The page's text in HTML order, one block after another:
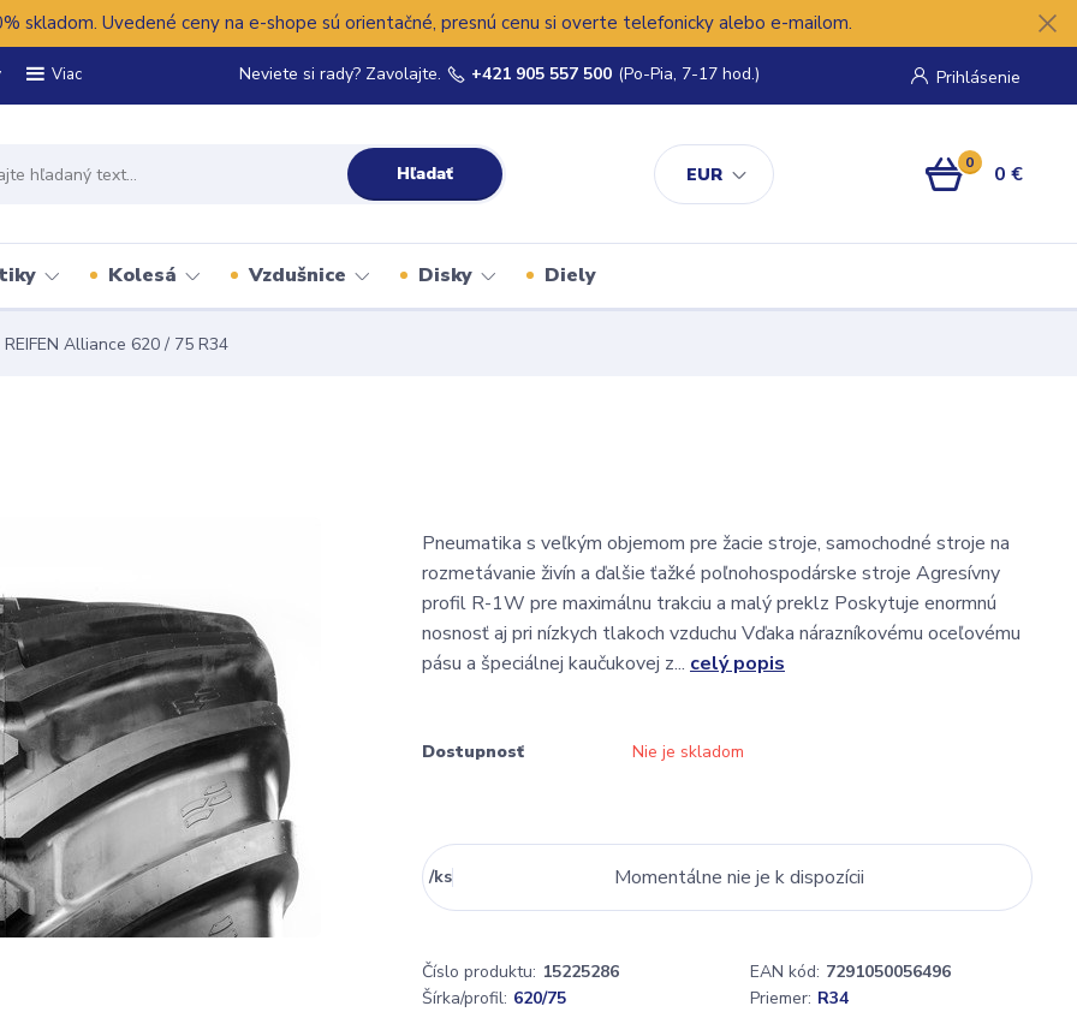
skladom. Uvedené ceny na e-shope sú orientačné, presnú cenu si overte telefonicky alebo e-mailom.
Viac
EUR
Prihlásenie
Hľadať
Neviete si rady? Zavolajte. +421 905 557 500 (Po-Pia, 7-17 hod.)
0 0 €
Kolesá Vzdušnice Disky Diely
REIFEN Alliance 620 / 75 R34
Pneumatika s veľkým objemom pre žacie stroje, samochodné stroje na
rozmetávanie živín a ďalšie ťažké poľnohospodárske stroje Agresívny
profil R-1W pre maximálnu trakciu a malý preklz Poskytuje enormnú
nosnosť aj pri nízkych tlakoch vzduchu Vďaka nárazníkovému oceľovému
pásu a špeciálnej kaučukovej z... celý popis
Dostupnosť Nie je skladom
/ks Momentálne nie je k dispozícii
Číslo produktu: 15225286 EAN kód: 7291050056496
Šírka/profil: 620/75 Priemer: R34